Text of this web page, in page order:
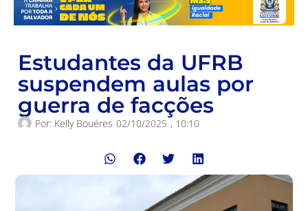
Estudantes da UFRB
suspendem aulas por
guerra de facções
Por: Kelly Bouéres 02/10/2025 , 10:10